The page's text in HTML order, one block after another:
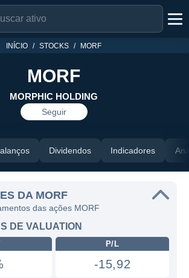
INÍCIO STOCKS MORF
MORF
MORPHIC HOLDING
Seguir
Dividendos Indicadores
DA MORF
das ações MORF
DE VALUATION
P/L
-15,92